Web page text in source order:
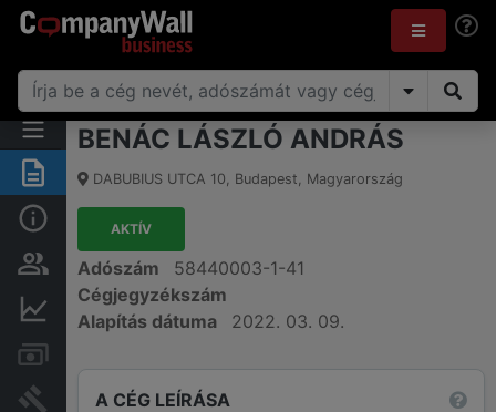
Összegzés
Alap információk
Személyek és tulajdonjog
Pénzügyi információk
Bírósági eljárások
BENÁC LÁSZLÓ ANDRÁS
DABUBIUS UTCA 10, Budapest, Magyarország
AKTÍV
Adószám
58440003-1-41
Cégjegyzékszám
Alapítás dátuma
2022. 03. 09.
A CÉG LEÍRÁSA